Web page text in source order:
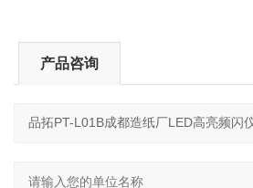
产品咨询